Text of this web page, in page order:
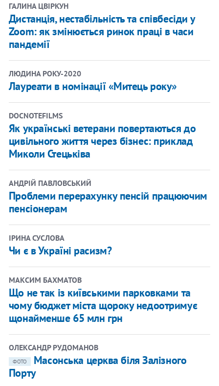
ГАЛИНА ЦВІРКУН
Дистанція, нестабільність та співбесіди у
Zoom: як змінюється ринок праці в часи
пандемії
ЛЮДИНА РОКУ-2020
Лауреати в номінації «Митець року»
DOCNOTEFILMS
Як українські ветерани повертаються до
цивільного життя через бізнес: приклад
Миколи Стецьківа
АНДРІЙ ПАВЛОВСЬКИЙ
Проблеми перерахунку пенсій працюючим
пенсіонерам
ІРИНА СУСЛОВА
Чи є в Україні расизм?
МАКСИМ БАХМАТОВ
Що не так із київськими парковками та
чому бюджет міста щороку недоотримує
щонайменше 65 млн грн
ОЛЕКСАНДР РУДОМАНОВ
ФОТО
Масонська церква біля Залізного
Порту